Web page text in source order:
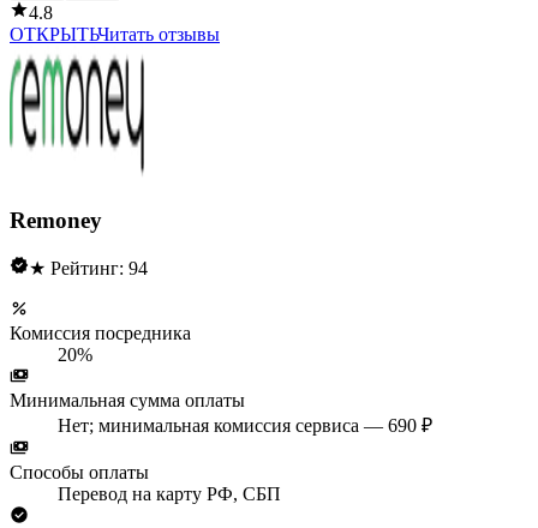
4.8
ОТКРЫТЬЧитать отзывы
Remoney
★ Рейтинг: 94
Комиссия посредника
20%
Минимальная сумма оплаты
Нет; минимальная комиссия сервиса — 690 ₽
Способы оплаты
Перевод на карту РФ, СБП